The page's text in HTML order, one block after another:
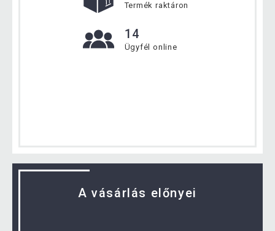
Termék raktáron
14
Ügyfél online
A vásárlás előnyei